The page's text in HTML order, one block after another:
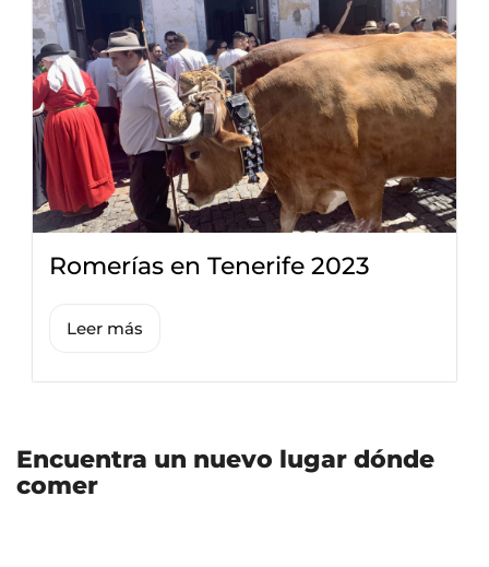
Romerías en Tenerife 2023
Leer más
Encuentra un nuevo lugar dónde
comer